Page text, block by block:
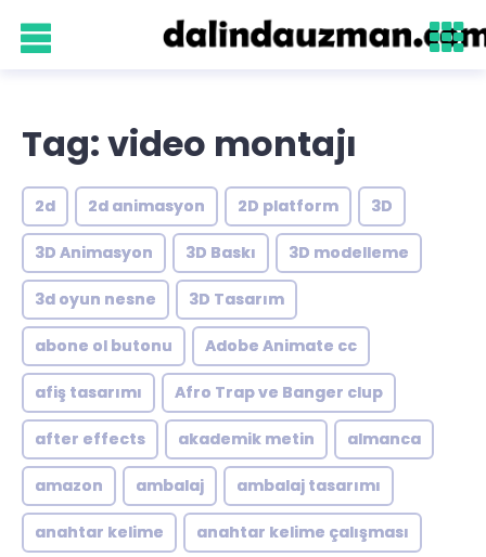
Tag: video montajı
2d 2d animasyon 2D platform 3D
3D Animasyon 3D Baskı 3D modelleme
3d oyun nesne 3D Tasarım
abone ol butonu Adobe Animate cc
afiş tasarımı Afro Trap ve Banger clup
after effects akademik metin almanca
amazon ambalaj ambalaj tasarımı
anahtar kelime anahtar kelime çalışması